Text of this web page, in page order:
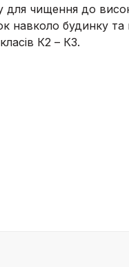
для чищення до
навколо будинку
К2 – К3.